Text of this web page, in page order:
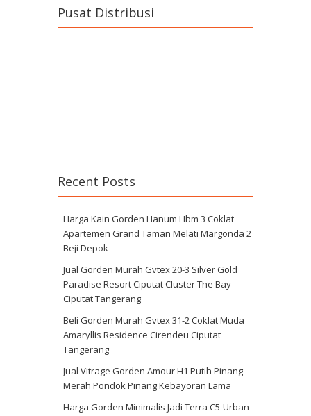
Pusat Distribusi
Recent Posts
Harga Kain Gorden Hanum Hbm 3 Coklat
Apartemen Grand Taman Melati Margonda 2
Beji Depok
Jual Gorden Murah Gvtex 20-3 Silver Gold
Paradise Resort Ciputat Cluster The Bay
Ciputat Tangerang
Beli Gorden Murah Gvtex 31-2 Coklat Muda
Amaryllis Residence Cirendeu Ciputat
Tangerang
Jual Vitrage Gorden Amour H1 Putih Pinang
Merah Pondok Pinang Kebayoran Lama
Harga Gorden Minimalis Jadi Terra C5-Urban